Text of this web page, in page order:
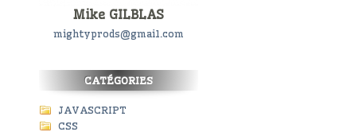
Mike GILBLAS
mightyprods@gmail.com
CATÉGORIES
JAVASCRIPT
CSS